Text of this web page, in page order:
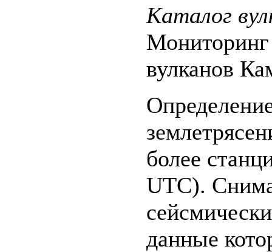
Каталог
Мониторинг
вулканов
более
UTC).
данные